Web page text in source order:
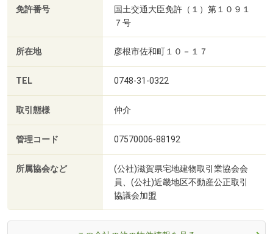
免許番号
国土交通大臣免許（１）第１０９１
７号
所在地 彦根市佐和町１０－１７
TEL 0748-31-0322
取引態様 仲介
管理コード 07570006-88192
所属協会など
(公社)滋賀県宅地建物取引業協会会
員、(公社)近畿地区不動産公正取引
協議会加盟